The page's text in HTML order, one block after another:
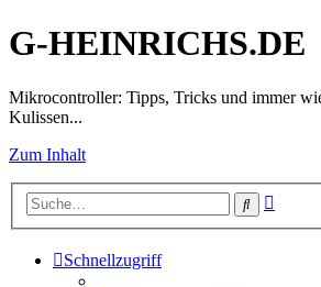
G-HEINRICHS.DE
Mikrocontroller: Tipps, Tricks und immer
Kulissen...
Zum Inhalt
Suche
Schnellzugriff